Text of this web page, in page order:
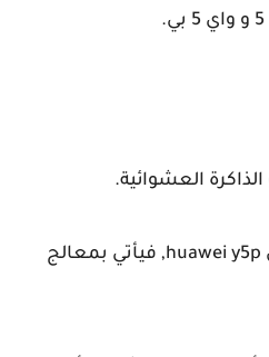
أما عن huawei y5p, فيأتي بمعالج